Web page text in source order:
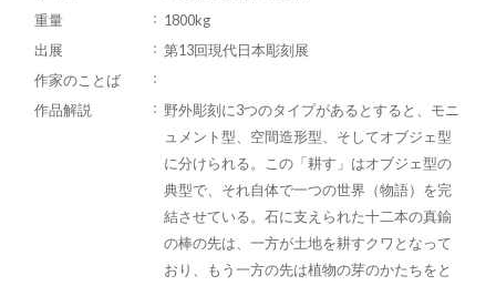
重量
1800kg
出展
第13回現代日本彫刻展
作家のことば
作品解説
野外彫刻に3つのタイプがあるとすると、モニ
ュメント型、空間造形型、そしてオブジェ型
に分けられる。この「耕す」はオブジェ型の
典型で、それ自体で一つの世界（物語）を完
結させている。石に支えられた十二本の真鍮
の棒の先は、一方が土地を耕すクワとなって
おり、もう一方の先は植物の芽のかたちをと